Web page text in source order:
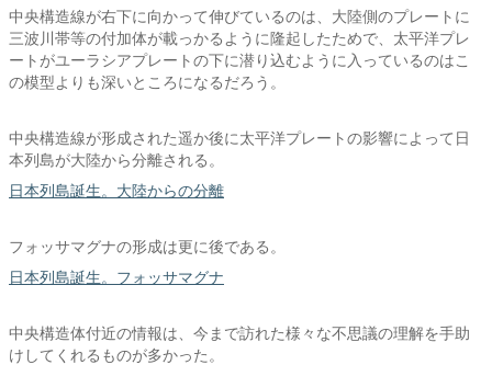
中央構造線が右下に向かって伸びているのは、大陸側のプレートに
三波川帯等の付加体が載っかるように隆起したためで、太平洋プレ
ートがユーラシアプレートの下に潜り込むように入っているのはこ
の模型よりも深いところになるだろう。
中央構造線が形成された遥か後に太平洋プレートの影響によって日
本列島が大陸から分離される。
日本列島誕生。大陸からの分離
フォッサマグナの形成は更に後である。
日本列島誕生。フォッサマグナ
中央構造体付近の情報は、今まで訪れた様々な不思議の理解を手助
けしてくれるものが多かった。